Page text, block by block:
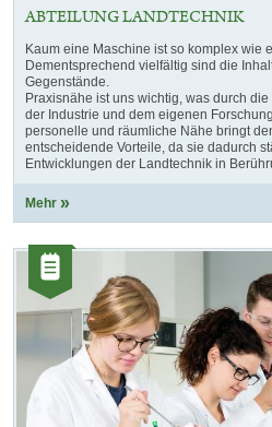
ABTEILUNG LANDTECHNIK
Kaum eine Maschine ist so komplex wie
Dementsprechend vielfältig sind die
Gegenstände.
Praxisnähe ist uns wichtig, was durch
der Industrie und dem eigenen
personelle und räumliche Nähe bringt
entscheidende Vorteile, da sie dadurch
Entwicklungen der Landtechnik in
Mehr
Kategorie:
Artikel